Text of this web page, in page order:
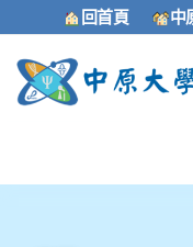
回首頁 中